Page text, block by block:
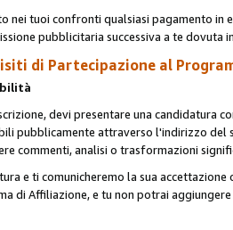
nei tuoi confronti qualsiasi pagamento in
pubblicitaria successiva a te dovuta
di Partecipazione al
devi presentare una candidatura
pubblicamente attraverso l'indirizzo
commenti, analisi o trasformazioni
e ti comunicheremo la sua
di Affiliazione, e tu non potrai